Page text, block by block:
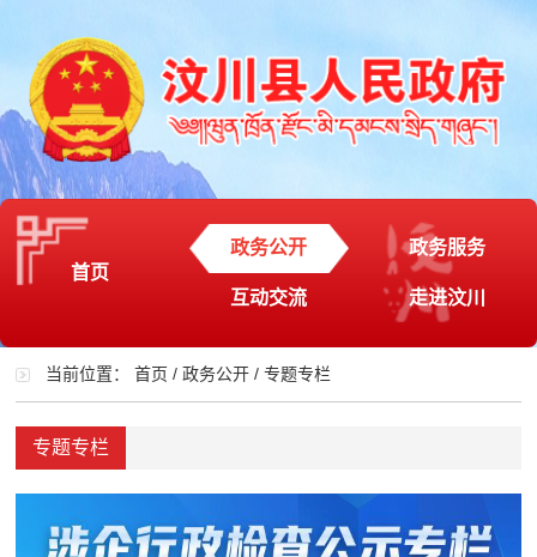
首页
政务公开 政务服务
互动交流 走进汶川
当前位置：首页 /政务公开 /专题专栏
专题专栏